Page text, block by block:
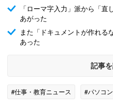
「ローマ字入力」派から「直
あがった
また「ドキュメントが作れる
あった
記事
#仕事・教育ニュース #パソコン